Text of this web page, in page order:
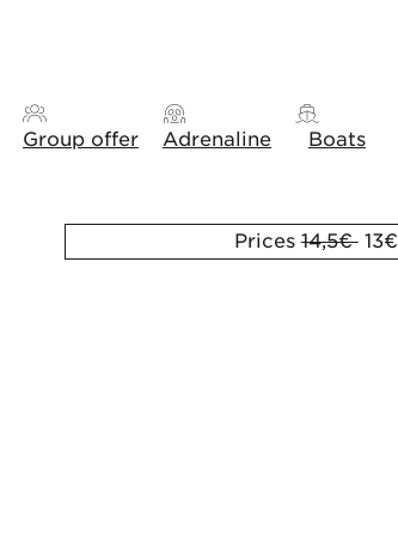
Group offer Adrenaline Boats
Prices14,5€13€